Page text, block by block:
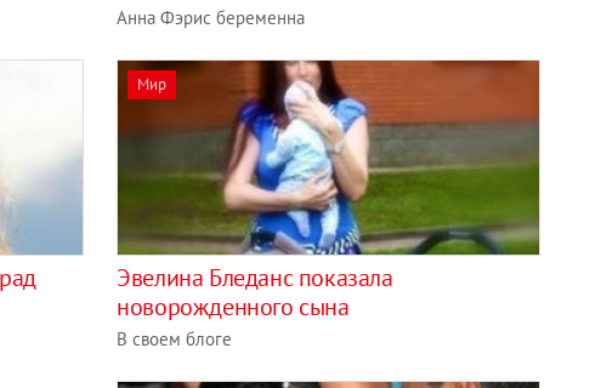
Анна Фэрис беременна
Мир
Эвелина Бледанс показала
новорожденного сына
В своем блоге